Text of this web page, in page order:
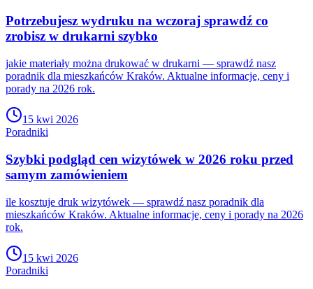
Potrzebujesz wydruku na wczoraj sprawdź co
zrobisz w drukarni szybko
jakie materiały można drukować w drukarni — sprawdź nasz
poradnik dla mieszkańców Kraków. Aktualne informacje, ceny i
porady na 2026 rok.
15 kwi 2026
Poradniki
Szybki podgląd cen wizytówek w 2026 roku przed
samym zamówieniem
ile kosztuje druk wizytówek — sprawdź nasz poradnik dla
mieszkańców Kraków. Aktualne informacje, ceny i porady na 2026
rok.
15 kwi 2026
Poradniki